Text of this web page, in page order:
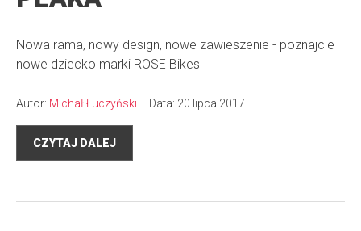
Nowa rama, nowy design, nowe zawieszenie - poznajcie
nowe dziecko marki ROSE Bikes
Autor: Michał Łuczyński Data: 20 lipca 2017
CZYTAJ DALEJ